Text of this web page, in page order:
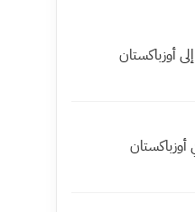
أوزباكستان